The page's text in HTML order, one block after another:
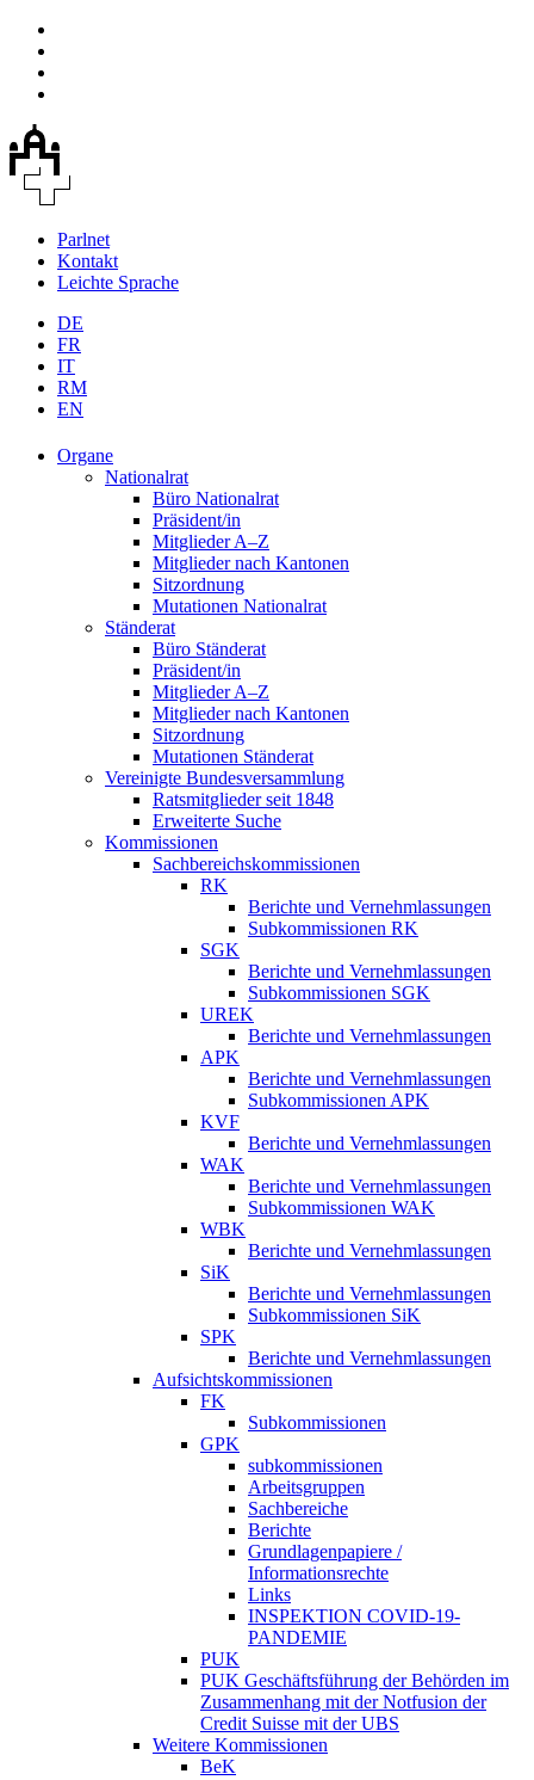
Parlnet
Kontakt
Leichte Sprache
DE
FR
IT
RM
EN
Organe
Nationalrat
Büro Nationalrat
Präsident/in
Mitglieder A–Z
Mitglieder nach Kantonen
Sitzordnung
Mutationen Nationalrat
Ständerat
Büro Ständerat
Präsident/in
Mitglieder A–Z
Mitglieder nach Kantonen
Sitzordnung
Mutationen Ständerat
Vereinigte Bundesversammlung
Ratsmitglieder seit 1848
Erweiterte Suche
Kommissionen
Sachbereichskommissionen
RK
Berichte und Vernehmlassungen
Subkommissionen RK
SGK
Berichte und Vernehmlassungen
Subkommissionen SGK
UREK
Berichte und Vernehmlassungen
APK
Berichte und Vernehmlassungen
Subkommissionen APK
KVF
Berichte und Vernehmlassungen
WAK
Berichte und Vernehmlassungen
Subkommissionen WAK
WBK
Berichte und Vernehmlassungen
SiK
Berichte und Vernehmlassungen
Subkommissionen SiK
SPK
Berichte und Vernehmlassungen
Aufsichtskommissionen
FK
Subkommissionen
GPK
subkommissionen
Arbeitsgruppen
Sachbereiche
Berichte
Grundlagenpapiere /
Informationsrechte
Links
INSPEKTION COVID-19-
PANDEMIE
PUK
PUK Geschäftsführung der Behörden im
Zusammenhang mit der Notfusion der
Credit Suisse mit der UBS
Weitere Kommissionen
BeK